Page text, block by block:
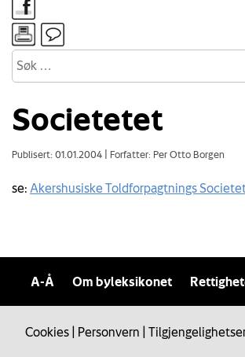
Societetet
Publisert: 01.01.2004 Forfatter: Per Otto Borgen
se: Akershusiske Toldforpagtnings
A-Å Om byleksikonet
Cookies Personvern